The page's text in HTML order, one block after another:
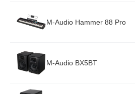
M-Audio Hammer 88 Pro
M-Audio BX5BT